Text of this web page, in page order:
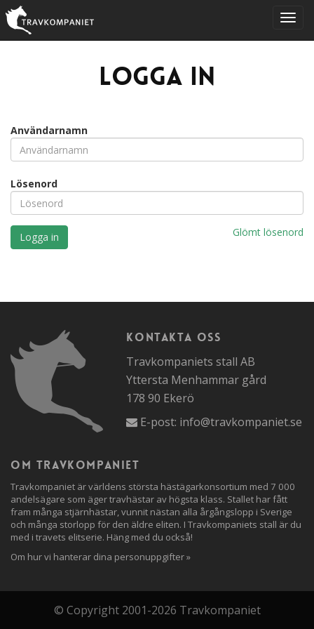
Logga in
Användarnamn
Lösenord
Glömt lösenord
Kontakta oss
Travkompaniets stall AB
Yttersta Menhammar gård
178 90 Ekerö
E-post: info@travkompaniet.se
Om travkompaniet
Travkompaniet är världens största hästägarkonsortium med 7 000
andelsägare som äger travhästar av högsta klass. Stallet har fått
fram många stjärnhästar, vunnit nästan alla årgångslopp i Sverige
och många storlopp för den äldre eliten. I Travkompaniets stall är du
med i travets elitserie. Häng med du också!
Om hur vi hanterar dina personuppgifter »
© Copyright 2001-2026 Travkompaniet